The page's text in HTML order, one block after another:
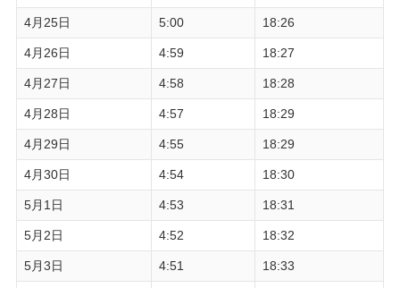
4月25日 5:00 18:26
4月26日 4:59 18:27
4月27日 4:58 18:28
4月28日 4:57 18:29
4月29日 4:55 18:29
4月30日 4:54 18:30
5月1日 4:53 18:31
5月2日 4:52 18:32
5月3日 4:51 18:33